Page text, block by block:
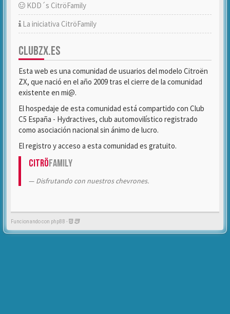
KDD´s CitröFamily
La iniciativa CitröFamily
CLUBZX.ES
Esta web es una comunidad de usuarios del modelo Citroën
ZX, que nació en el año 2009 tras el cierre de la comunidad
existente en mi@.
El hospedaje de esta comunidad está compartido con Club
C5 España - Hydractives, club automovilístico registrado
como asociación nacional sin ánimo de lucro.
El registro y acceso a esta comunidad es gratuito.
CitröFamily
Disfrutando con nuestros chevrones.
Funcionando con phpBB -